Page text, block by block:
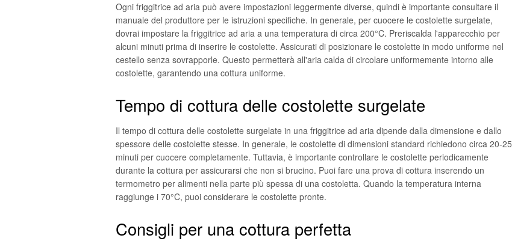
Ogni friggitrice ad aria può avere impostazioni leggermente diverse, quindi è importante consultare il
manuale del produttore per le istruzioni specifiche. In generale, per cuocere le costolette surgelate,
dovrai impostare la friggitrice ad aria a una temperatura di circa 200°C. Preriscalda l'apparecchio per
alcuni minuti prima di inserire le costolette. Assicurati di posizionare le costolette in modo uniforme nel
cestello senza sovrapporle. Questo permetterà all'aria calda di circolare uniformemente intorno alle
costolette, garantendo una cottura uniforme.
Tempo di cottura delle costolette surgelate
Il tempo di cottura delle costolette surgelate in una friggitrice ad aria dipende dalla dimensione e dallo
spessore delle costolette stesse. In generale, le costolette di dimensioni standard richiedono circa 20-25
minuti per cuocere completamente. Tuttavia, è importante controllare le costolette periodicamente
durante la cottura per assicurarsi che non si brucino. Puoi fare una prova di cottura inserendo un
termometro per alimenti nella parte più spessa di una costoletta. Quando la temperatura interna
raggiunge i 70°C, puoi considerare le costolette pronte.
Consigli per una cottura perfetta